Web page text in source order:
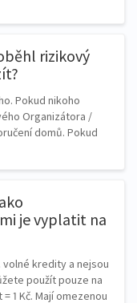
rizikový
Pokud nikoho
Organizátora /
domů. Pokud
je vyplatit na
kredity a nejsou
použít pouze na
1 Kč. Mají omezenou